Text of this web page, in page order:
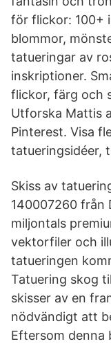
för flickor: 100+
blommor,
tatueringar av
inskriptioner.
flickor, färg och
Utforska Mattis
Pinterest. Visa
tatueringsidéer,
Skiss av
140007260 från
miljontals
vektorfiler och
tatueringen
Tatuering skog
skisser av en
nödvändigt att
Eftersom denna